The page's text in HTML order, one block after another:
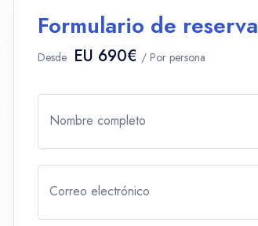
Formulario de reserva
Desde EU 690€ / Por persona
Nombre completo
Correo electrónico